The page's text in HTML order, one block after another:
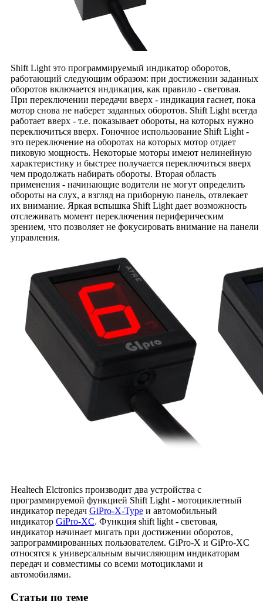
Shift Light это программируемый индикатор оборотов,
работающий следующим образом: при достижении заданных
оборотов включается индикация, как правило - световая.
При переключении передачи вверх - индикация гаснет, пока
мотор снова не наберет заданных оборотов. Shift Light всегда
работает вверх - т.е. показывает обороты, на которых нужно
переключиться вверх. Гоночное использование Shift Light -
это переключение на оборотах на которых мотор отдает
пиковую мощность. Некоторые моторы имеют нелинейную
характеристику и быстрее получается переключиться вверх
чем продолжать набирать обороты. Вторая область
применения - начинающие водители не могут определить
обороты на слух, а взгляд на приборную панель, отвлекает
их внимание. Яркая вспышка Shift Light дает возможность
отслеживать момент переключения периферическим
зрением, что позволяет не фокусировать внимание на панели
управления.
Healtech Elctronics производит два устройства с
программируемой функцией Shift Light - мотоциклетный
индикатор передач GiPro-X-Type и автомобильный
индикатор GiPro-XC. Функция shift light - световая,
индикатор начинает мигать при достижении оборотов,
запрограммированных пользователем. GiPro-X и GiPro-XC
относятся к универсальным вычисляющим индикаторам
передач и совместимы со всеми мотоциклами и
автомобилями.
Статьи по теме